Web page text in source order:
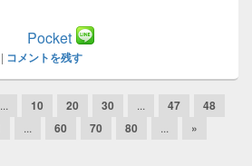
Pocket
| コメントを残す
... 10 20 30 ... 47 48
... 60 70 80 ...
»